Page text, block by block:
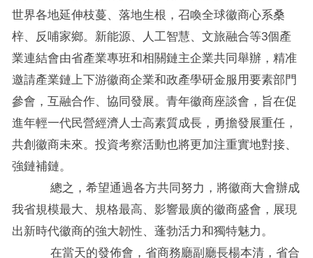
世界各地延伸枝蔓、落地生根，召喚全球徽商心系桑
梓、反哺家鄉。新能源、人工智慧、文旅融合等3個產
業連結會由省產業專班和相關鏈主企業共同舉辦，精准
邀請產業鏈上下游徽商企業和政產學研金服用要素部門
參會，互融合作、協同發展。青年徽商座談會，旨在促
進年輕一代民營經濟人士高素質成長，勇擔發展重任，
共創徽商未來。投資考察活動也將更加注重實地對接、
強鏈補鏈。
總之，希望通過各方共同努力，將徽商大會辦成
我省規模最大、規格最高、影響最廣的徽商盛會，展現
出新時代徽商的強大韌性、蓬勃活力和獨特魅力。
在當天的發佈會，省商務廳副廳長楊本清，省合